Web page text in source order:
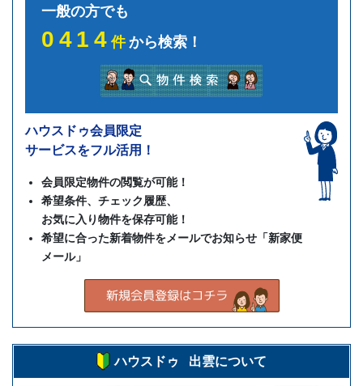
一般の方でも
0414件から検索！
ハウスドゥ会員限定
サービスをフル活用！
会員限定物件の閲覧が可能！
希望条件、チェック履歴、
お気に入り物件を保存可能！
希望に合った新着物件をメールでお知らせ「新家便
メール」
ハウスドゥ 出雲について